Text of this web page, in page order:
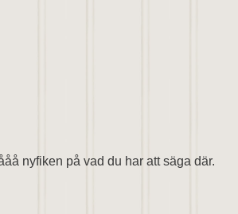
nyfiken på vad du har att säga där.